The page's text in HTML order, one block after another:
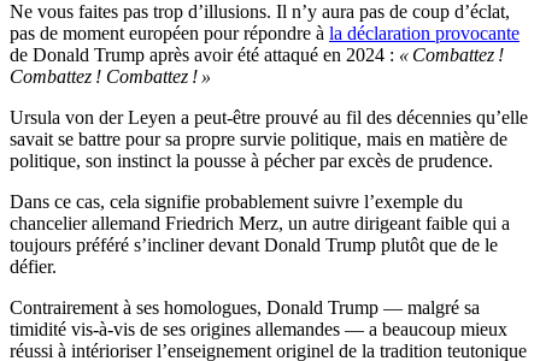
Ne vous faites pas trop d’illusions. Il n’y aura pas de coup d’éclat,
pas de moment européen pour répondre à la déclaration provocante
de Donald Trump après avoir été attaqué en 2024 : « Combattez !
Combattez ! Combattez ! »
Ursula von der Leyen a peut-être prouvé au fil des décennies qu’elle
savait se battre pour sa propre survie politique, mais en matière de
politique, son instinct la pousse à pécher par excès de prudence.
Dans ce cas, cela signifie probablement suivre l’exemple du
chancelier allemand Friedrich Merz, un autre dirigeant faible qui a
toujours préféré s’incliner devant Donald Trump plutôt que de le
défier.
Contrairement à ses homologues, Donald Trump — malgré sa
timidité vis-à-vis de ses origines allemandes — a beaucoup mieux
réussi à intérioriser l’enseignement originel de la tradition teutonique